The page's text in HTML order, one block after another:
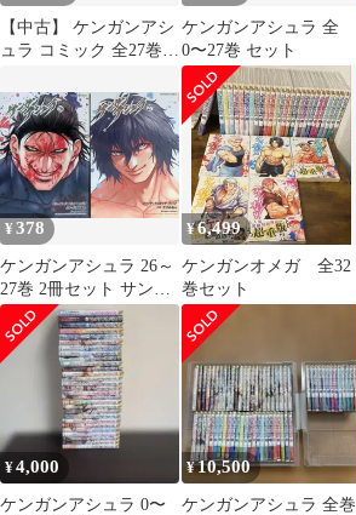
【中古】 ケンガンアシ
ュラ コミック 全27巻セ
ケンガンアシュラ 全
0〜27巻 セット
¥378
ケンガンアシュラ 26～
27巻 2冊セット サンド
ロビッチ・ヤバ子 だろ
めおん 小学館
¥6,499
ケンガンオメガ 全32
巻セット
¥4,000
ケンガンアシュラ 0〜
¥10,500
ケンガンアシュラ 全巻